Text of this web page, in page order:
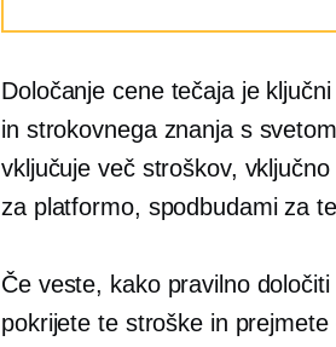
Določanje cene tečaja je
in strokovnega znanja s
vključuje več stroškov,
za platformo, spodbudami za
Če veste, kako pravilno
pokrijete te stroške in